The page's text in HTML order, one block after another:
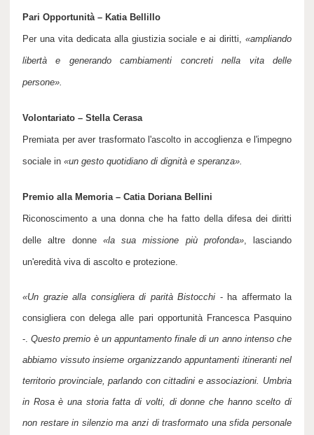
Pari Opportunità – Katia Bellillo
Per una vita dedicata alla giustizia sociale e ai diritti, «ampliando
libertà e generando cambiamenti concreti nella vita delle
persone».
Volontariato – Stella Cerasa
Premiata per aver trasformato l'ascolto in accoglienza e l'impegno
sociale in «un gesto quotidiano di dignità e speranza».
Premio alla Memoria – Catia Doriana Bellini
Riconoscimento a una donna che ha fatto della difesa dei diritti
delle altre donne«la sua missione più profonda», lasciando
un'eredità viva di ascolto e protezione.
«Un grazie alla consigliera di parità Bistocchi - ha affermato la
consigliera con delega alle pari opportunità Francesca Pasquino
-.Questo premio è un appuntamento finale di un anno intenso che
abbiamo vissuto insieme organizzando appuntamenti itineranti nel
territorio provinciale, parlando con cittadini e associazioni. Umbria
in Rosa è una storia fatta di volti, di donne che hanno scelto di
non restare in silenzio ma anzi di trasformato una sfida personale